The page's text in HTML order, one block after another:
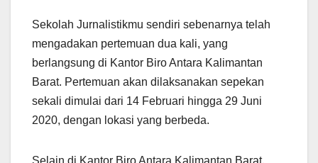
Sekolah Jurnalistikmu sendiri sebenarnya telah
mengadakan pertemuan dua kali, yang
berlangsung di Kantor Biro Antara Kalimantan
Barat. Pertemuan akan dilaksanakan sepekan
sekali dimulai dari 14 Februari hingga 29 Juni
2020, dengan lokasi yang berbeda.
Selain di Kantor Biro Antara Kalimantan Barat,